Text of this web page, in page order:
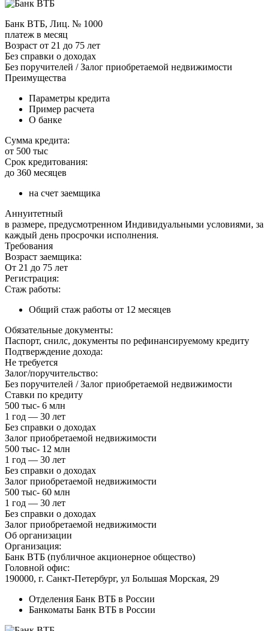
Банк ВТБ, Лиц. № 1000
платеж в месяц
Возраст от 21 до 75 лет
Без справки о доходах
Без поручителей / Залог приобретаемой недвижимости
Преимущества
Параметры кредита
Пример расчета
О банке
Сумма кредита:
от 500 тыс
Срок кредитования:
до 360 месяцев
на счет заемщика
Аннуитетный
в размере, предусмотренном Индивидуальными условиями, за
каждый день просрочки исполнения.
Требования
Возраст заемщика:
От 21 до 75 лет
Регистрация:
Стаж работы:
Общий стаж работы от 12 месяцев
Обязательные документы:
Паспорт, снилс, документы по рефинансируемому кредиту
Подтверждение дохода:
Не требуется
Залог/поручительство:
Без поручителей / Залог приобретаемой недвижимости
Ставки по кредиту
500 тыс- 6 млн
1 год — 30 лет
Без справки о доходах
Залог приобретаемой недвижимости
500 тыс- 12 млн
1 год — 30 лет
Без справки о доходах
Залог приобретаемой недвижимости
500 тыс- 60 млн
1 год — 30 лет
Без справки о доходах
Залог приобретаемой недвижимости
Об организации
Организация:
Банк ВТБ (публичное акционерное общество)
Головной офис:
190000, г. Санкт-Петербург, ул Большая Морская, 29
Отделения Банк ВТБ в России
Банкоматы Банк ВТБ в России